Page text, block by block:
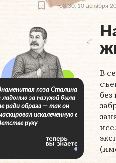
08:30, 10 декабря
В
поза Сталина
ладонью за пазухой была
ради образа — так он
искалеченную в
руку